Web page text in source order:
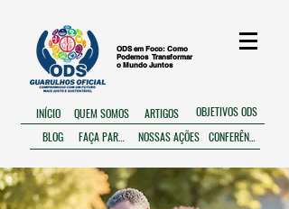
ODS em Foco: Como
Podemos Transformar
o Mundo Juntos
INÍCIO QUEM SOMOS ARTIGOS
OBJETIVOS ODS
BLOG
NOSSAS AÇÕES